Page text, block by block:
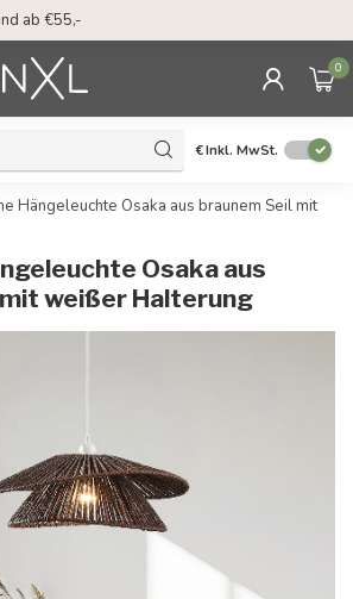
ab €55,-
0
€Inkl. MwSt.
Hängeleuchte Osaka aus braunem Seil mit
Osaka aus
weißer Halterung